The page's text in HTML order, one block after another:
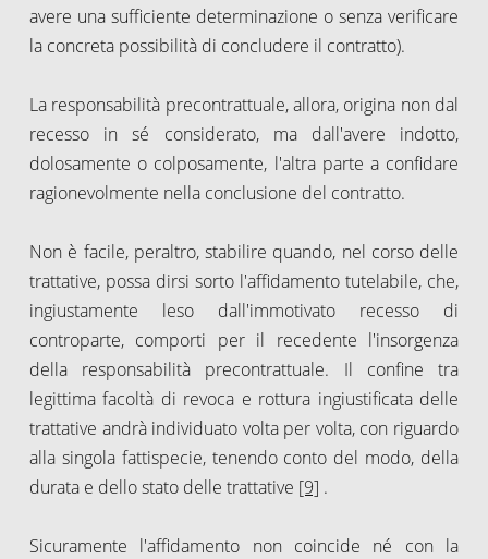
avere una sufficiente determinazione o senza verificare
la concreta possibilità di concludere il contratto).
La responsabilità precontrattuale, allora, origina non dal
recesso in sé considerato, ma dall'avere indotto,
dolosamente o colposamente, l'altra parte a confidare
ragionevolmente nella conclusione del contratto.
Non è facile, peraltro, stabilire quando, nel corso delle
trattative, possa dirsi sorto l'affidamento tutelabile, che,
ingiustamente leso dall'immotivato recesso di
controparte, comporti per il recedente l'insorgenza
della responsabilità precontrattuale. Il confine tra
legittima facoltà di revoca e rottura ingiustificata delle
trattative andrà individuato volta per volta, con riguardo
alla singola fattispecie, tenendo conto del modo, della
durata e dello stato delle trattative [9] .
Sicuramente l'affidamento non coincide né con la